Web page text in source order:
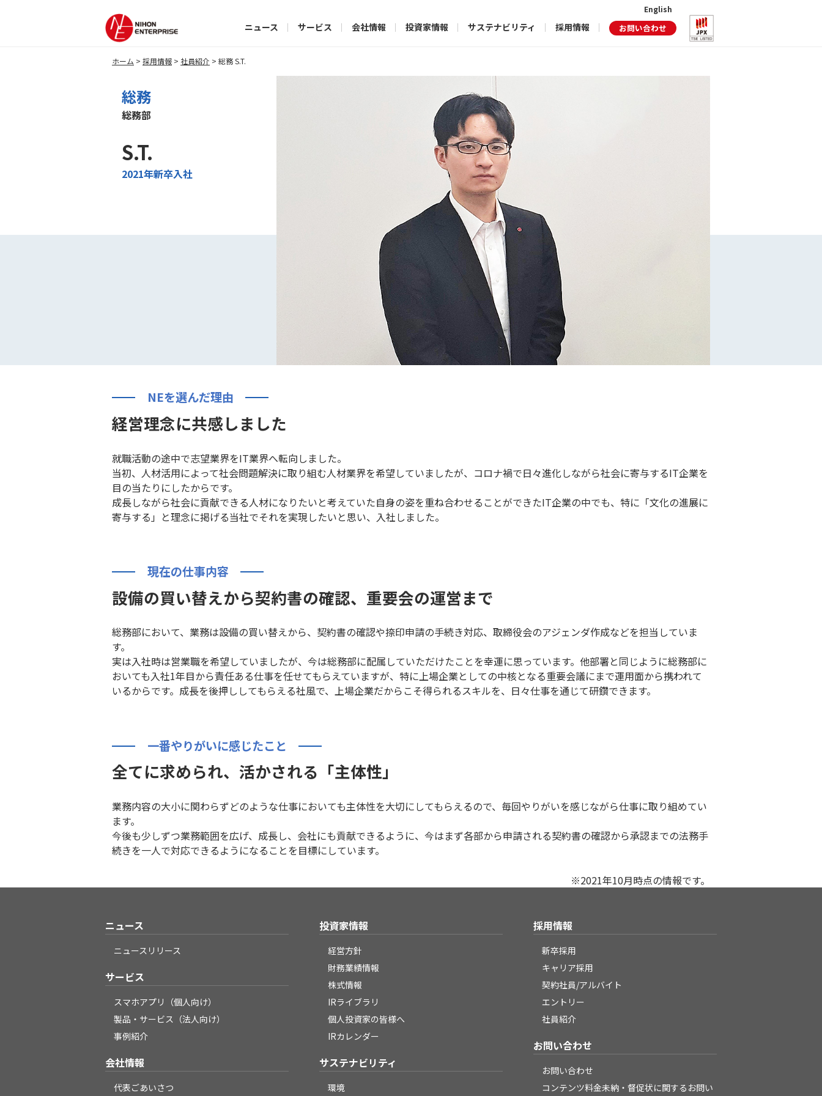
ニュース サービス 会社情報 投資家情報 サステナビリティ 採用情報 お問い合わせ
English
ホーム 採用情報 社員紹介 総務 S.T.
総務
総務部
S.T.
2021年新卒入社
NEを選んだ理由
経営理念に共感しました
就職活動の途中で志望業界をIT業界へ転向しました。
当初、人材活用によって社会問題解決に取り組む人材業界を希望していましたが、コロナ禍で日々進化しながら社会に寄与するIT企業を
目の当たりにしたからです。
成長しながら社会に貢献できる人材になりたいと考えていた自身の姿を重ね合わせることができたIT企業の中でも、特に「文化の進展に
寄与する」と理念に掲げる当社でそれを実現したいと思い、入社しました。
現在の仕事内容
設備の買い替えから契約書の確認、重要会の運営まで
総務部において、業務は設備の買い替えから、契約書の確認や捺印申請の手続き対応、取締役会のアジェンダ作成などを担当していま
す。
実は入社時は営業職を希望していましたが、今は総務部に配属していただけたことを幸運に思っています。他部署と同じように総務部に
おいても入社1年目から責任ある仕事を任せてもらえていますが、特に上場企業としての中核となる重要会議にまで運用面から携われて
いるからです。成長を後押ししてもらえる社風で、上場企業だからこそ得られるスキルを、日々仕事を通じて研鑽できます。
一番やりがいに感じたこと
全てに求められ、活かされる「主体性」
業務内容の大小に関わらずどのような仕事においても主体性を大切にしてもらえるので、毎回やりがいを感じながら仕事に取り組めてい
ます。
今後も少しずつ業務範囲を広げ、成長し、会社にも貢献できるように、今はまず各部から申請される契約書の確認から承認までの法務手
続きを一人で対応できるようになることを目標にしています。
※2021年10月時点の情報です。
ニュース
ニュースリリース
サービス
スマホアプリ（個人向け）
製品・サービス（法人向け）
事例紹介
会社情報
代表ごあいさつ
投資家情報
経営方針
財務業績情報
株式情報
IRライブラリ
個人投資家の皆様へ
IRカレンダー
サステナビリティ
環境
採用情報
新卒採用
キャリア採用
契約社員/アルバイト
エントリー
社員紹介
お問い合わせ
お問い合わせ
コンテンツ料金未納・督促状に関するお問い